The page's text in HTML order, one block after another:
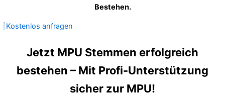
Bestehen.
Kostenlos anfragen
Jetzt MPU Stemmen erfolgreich
bestehen – Mit Profi-Unterstützung
sicher zur MPU!